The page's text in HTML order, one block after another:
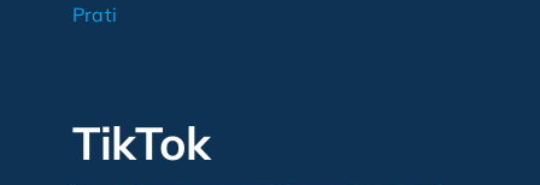
Prati
TikTok